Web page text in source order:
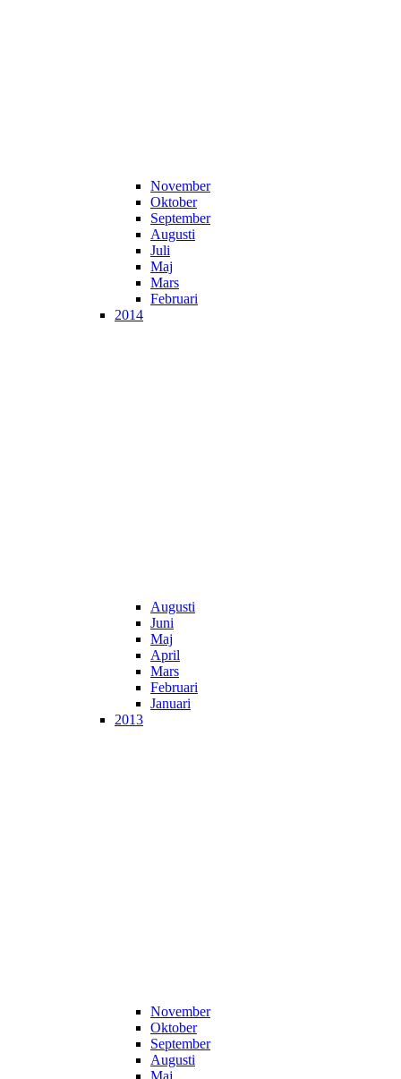
November
Oktober
September
Augusti
Juli
Maj
Mars
Februari
2014
Augusti
Juni
Maj
April
Mars
Februari
Januari
2013
November
Oktober
September
Augusti
Maj